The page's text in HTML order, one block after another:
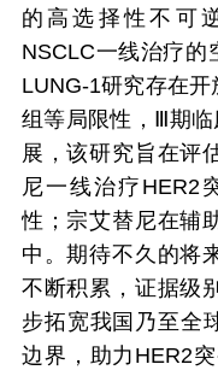
的高选择性不可
NSCLC一线治疗的
LUNG-1研究存在
组等局限性，Ⅲ期
展，该研究旨在评
尼一线治疗HER2
性；宗艾替尼在辅
中。期待不久的将
不断积累，证据级
步拓宽我国乃至全
边界，助力HER2